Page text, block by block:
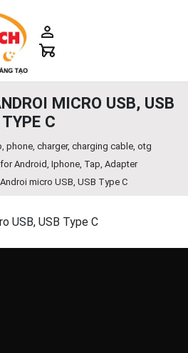
MICRO USB, USB
TYPE C
phone, charger, charging cable, otg
Android, Iphone, Tap, Adapter
micro USB, USB Type C
USB, USB Type C